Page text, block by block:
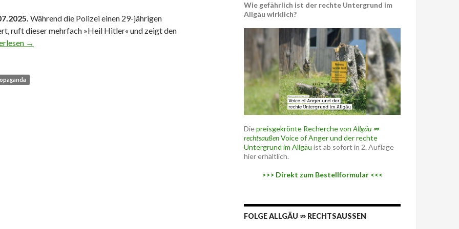
Während die Polizei einen 29-jährigen
ruft dieser mehrfach »Heil Hitler« und zeigt den
nach Fahrradsturz
→
Wie gefährlich ist der rechte Untergrund im
Allgäu wirklich?
Diepreisgekrönte Recherche von Allgäu ⇏
rechtsaußenVoice of Anger und der rechte
Untergrund im Allgäu ist ab sofort in 2. Auflage
hier erhältlich.
>>> Direkt zum Bestellformular <<<
FOLGE ALLGÄU ⇏ RECHTSAUSSEN